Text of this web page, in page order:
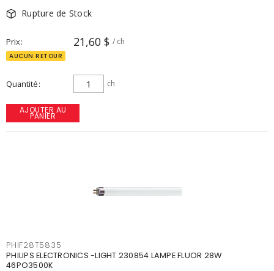
Rupture de Stock
Prix 21,60 $ / ch
AUCUN RETOUR
Quantité ch
AJOUTER AU
PANIER
PHIF28T5835
PHILIPS ELECTRONICS -LIGHT 230854 LAMPE FLUOR 28W
46PO3500K